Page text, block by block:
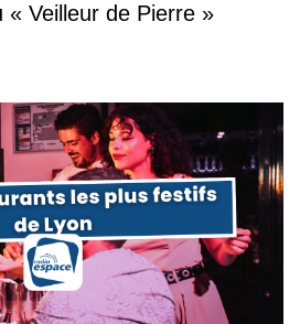
« Veilleur de Pierre »